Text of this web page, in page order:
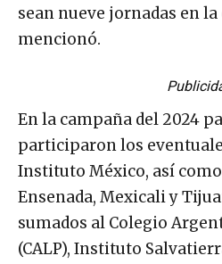
sean nueve jornadas en la
mencionó.
En la campaña del 2024
participaron los
Instituto México, así
Ensenada, Mexicali y
sumados al Colegio
(CALP), Instituto